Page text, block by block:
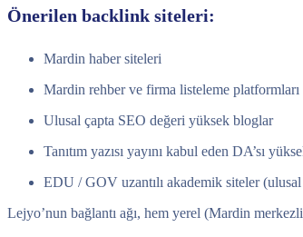
Önerilen backlink siteleri:
Mardin haber siteleri
Mardin rehber ve firma listeleme platformları
Ulusal çapta SEO değeri yüksek bloglar
Tanıtım yazısı yayını kabul eden DA’sı
EDU / GOV uzantılı akademik siteler
Lejyo’nun bağlantı ağı, hem yerel (Mardin